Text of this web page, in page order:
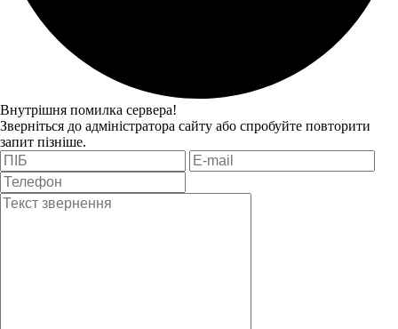
Внутрішня помилка сервера!
Зверніться до адміністратора сайту або спробуйте повторити
запит пізніше.